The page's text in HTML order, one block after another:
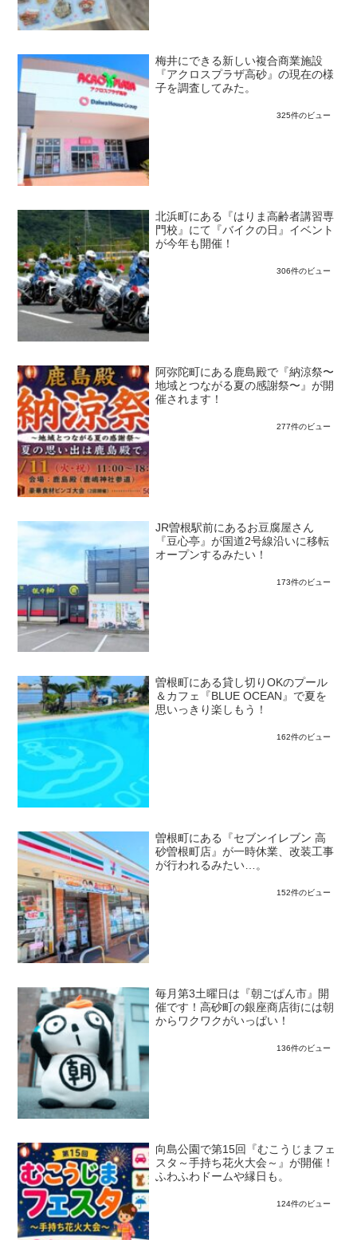
梅井にできる新しい複合商業施設
『アクロスプラザ高砂』の現在の様
子を調査してみた。
325件のビュー
北浜町にある『はりま高齢者講習専
門校』にて『バイクの日』イベント
が今年も開催！
306件のビュー
阿弥陀町にある鹿島殿で『納涼祭〜
地域とつながる夏の感謝祭〜』が開
催されます！
277件のビュー
JR曽根駅前にあるお豆腐屋さん
『豆心亭』が国道2号線沿いに移転
オープンするみたい！
173件のビュー
曽根町にある貸し切りOKのプール
＆カフェ『BLUE OCEAN』で夏を
思いっきり楽しもう！
162件のビュー
曽根町にある『セブンイレブン 高
砂曽根町店』が一時休業、改装工事
が行われるみたい…。
152件のビュー
毎月第3土曜日は『朝ごぱん市』開
催です！高砂町の銀座商店街には朝
からワクワクがいっぱい！
136件のビュー
向島公園で第15回『むこうじまフェ
スタ～手持ち花火大会～』が開催！
ふわふわドームや縁日も。
124件のビュー